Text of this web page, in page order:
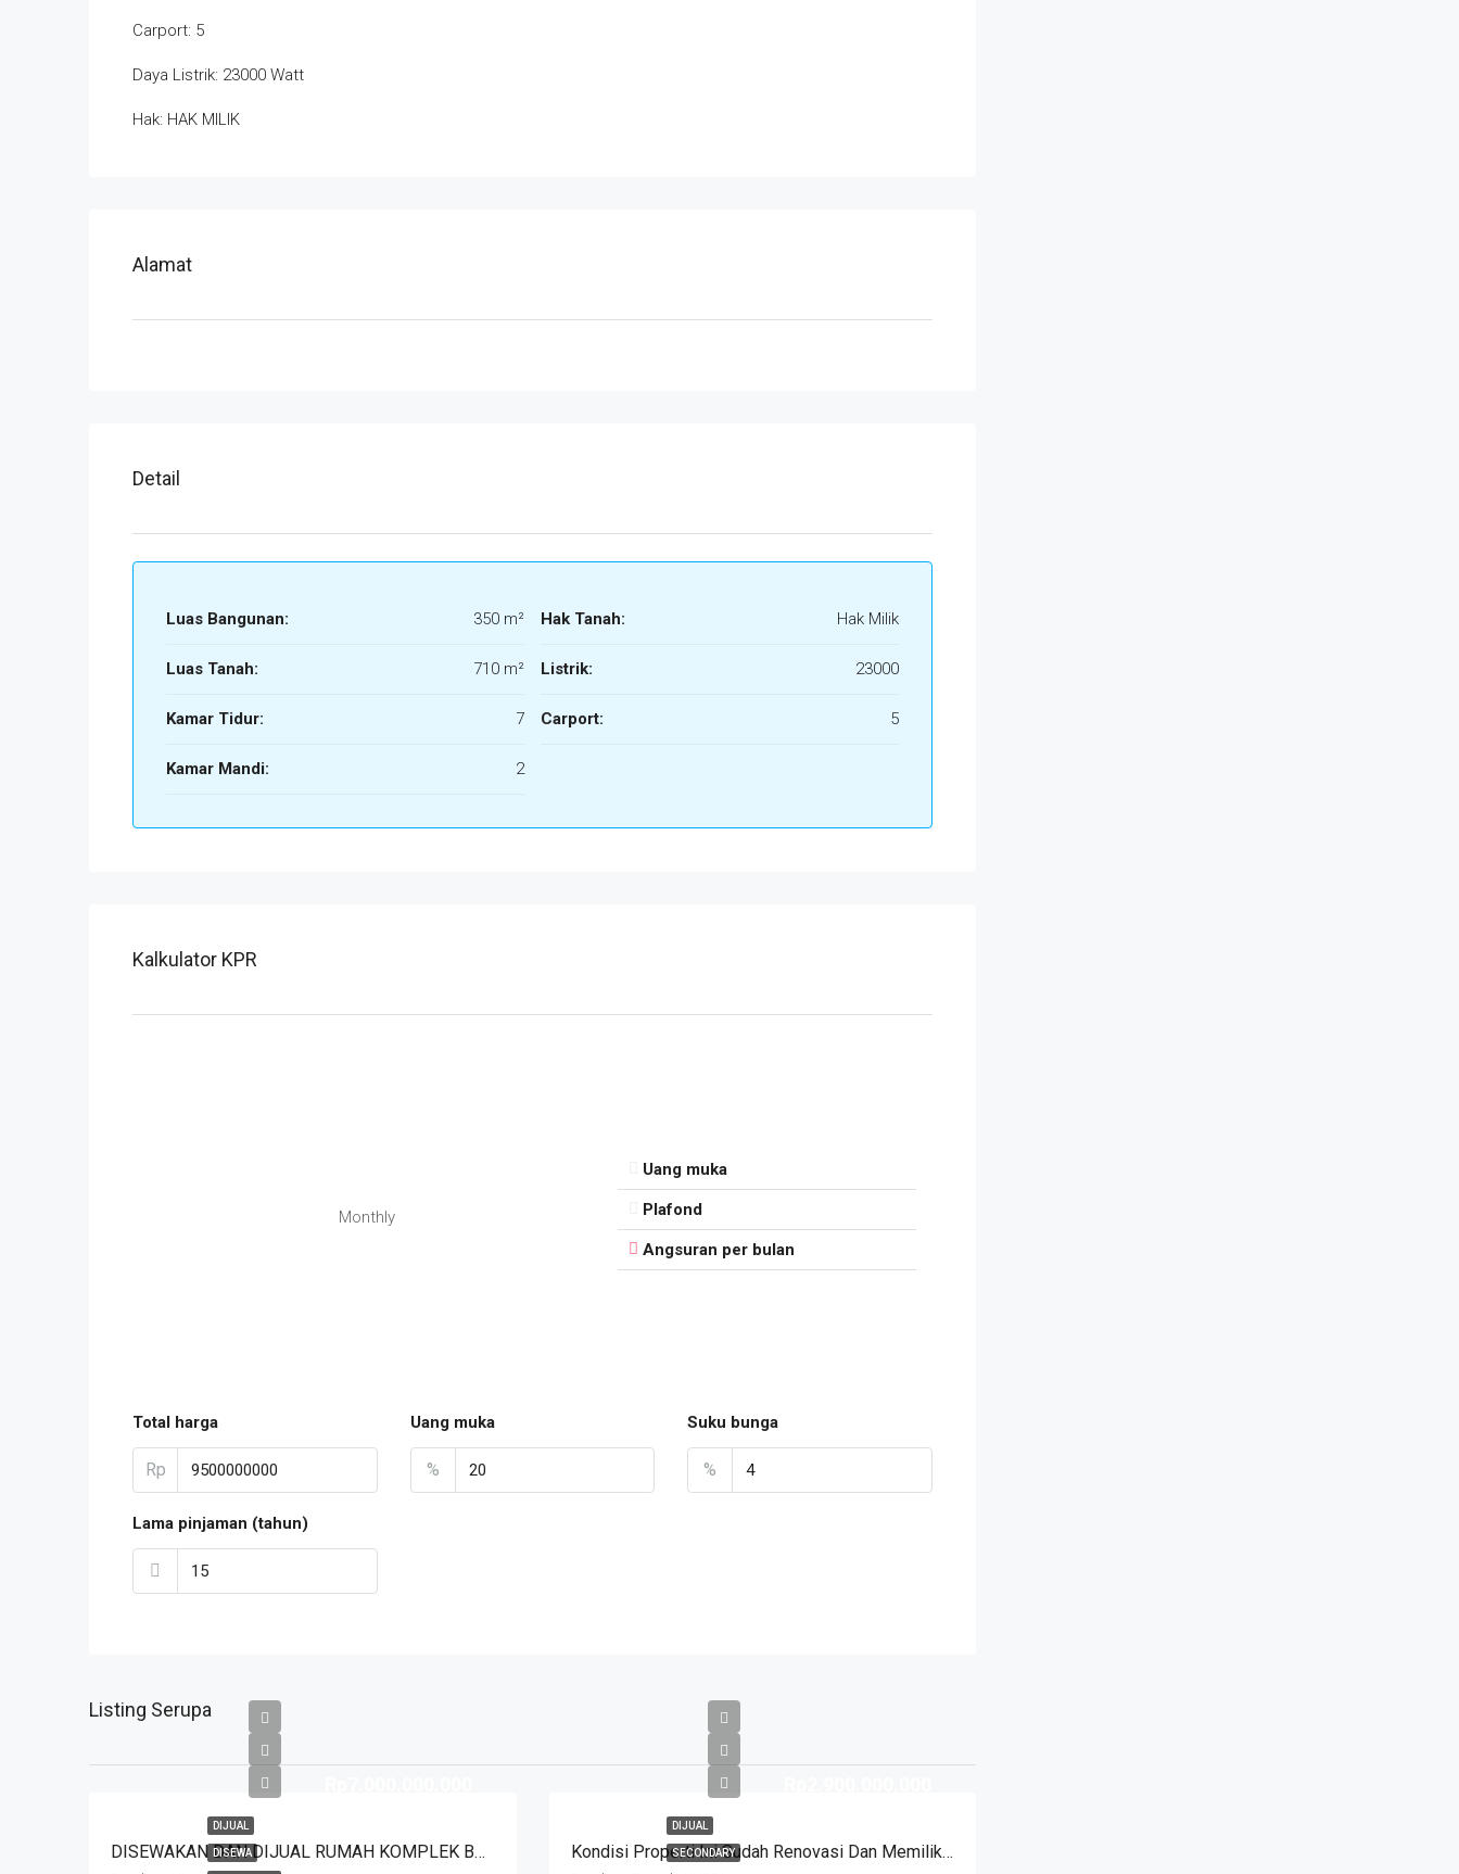
Carport: 5
Daya Listrik: 23000 Watt
Hak: HAK MILIK
Alamat
Detail
Luas Bangunan: 350 m²
Luas Tanah: 710 m²
Kamar Tidur: 7
Kamar Mandi: 2
Hak Tanah: Hak Milik
Listrik: 23000
Carport: 5
Kalkulator KPR
Monthly
Uang muka
Plafond
Angsuran per bulan
Total harga
Rp
Uang muka
%
Suku bunga
%
Lama pinjaman (tahun)
Listing Serupa
DIJUAL
DISEWA DISEWAKAN DAN DIJUAL RUMAH KOMPLEK BUDISARI HEGARMANAH SETIABUDI DKT SECAPA AD DAN YOGYA SUPERMARKET BANDUNG KOTA
DIJUAL
SECONDARY Kondisi Properti Ini Sudah Renovasi Dan Memiliki Desain Scandinavian Yang Menambah Daya Tarik Dan Estetika Properti Ini. Rumah Ini Berada Di Area Perumahan/komplek. Kurdi Timur